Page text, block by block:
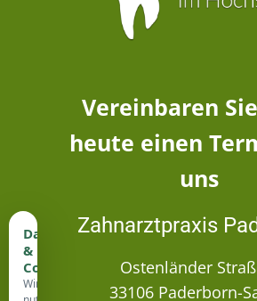
Vereinbaren
heute einen
uns
Zahnarztpraxis
Ostenländer
33106 Paderborn-
Datenschutz
&
Cookies
Wir